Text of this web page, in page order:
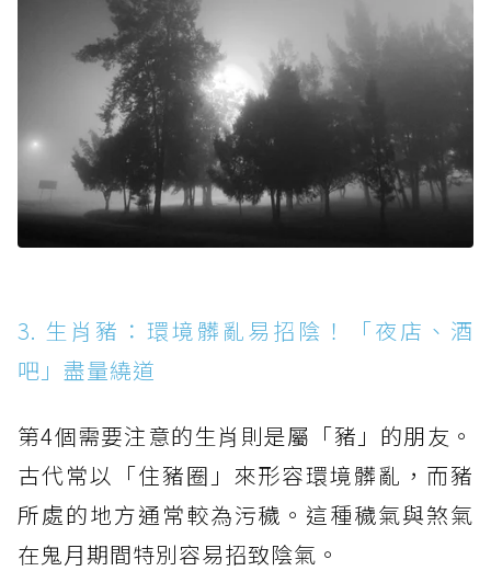
3. 生肖豬：環境髒亂易招陰！「夜店、酒
吧」盡量繞道
第4個需要注意的生肖則是屬「豬」的朋友。
古代常以「住豬圈」來形容環境髒亂，而豬
所處的地方通常較為污穢。這種穢氣與煞氣
在鬼月期間特別容易招致陰氣。